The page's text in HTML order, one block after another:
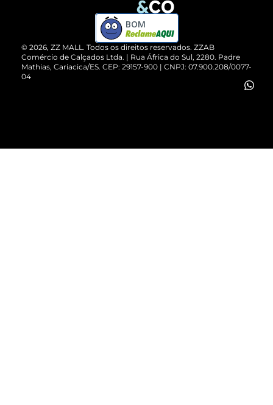
Cartão Presente
Vendas Corporativas
Compre pelo WhatsApp
© 2026, ZZ MALL. Todos os direitos reservados. ZZAB
Comércio de Calçados Ltda. | Rua África do Sul, 2280. Padre
Mathias, Cariacica/ES. CEP: 29157-900 | CNPJ: 07.900.208/0077-
04
BOM